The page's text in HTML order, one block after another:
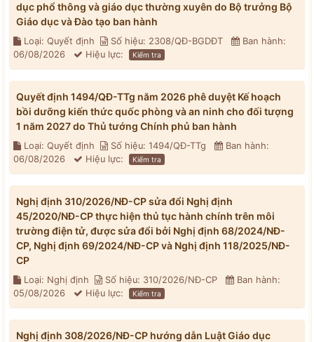
dục phổ thông và giáo dục thường xuyên do Bộ trưởng Bộ
Giáo dục và Đào tạo ban hành
Loại: Quyết định Số hiệu: 2308/QĐ-BGDĐT
Ban hành:
06/08/2026
Hiệu lực: Kiểm tra
Quyết định 1494/QĐ-TTg năm 2026 phê duyệt Kế hoạch
bồi dưỡng kiến thức quốc phòng và an ninh cho đối tượng
1 năm 2027 do Thủ tướng Chính phủ ban hành
Loại: Quyết định Số hiệu: 1494/QĐ-TTg
Ban hành:
06/08/2026
Hiệu lực: Kiểm tra
Nghị định 310/2026/NĐ-CP sửa đổi Nghị định
45/2020/NĐ-CP thực hiện thủ tục hành chính trên môi
trường điện tử, được sửa đổi bởi Nghị định 68/2024/NĐ-
CP, Nghị định 69/2024/NĐ-CP và Nghị định 118/2025/NĐ-
CP
Loại: Nghị định Số hiệu: 310/2026/NĐ-CP
Ban hành:
05/08/2026
Hiệu lực: Kiểm tra
Nghị định 308/2026/NĐ-CP hướng dẫn Luật Giáo dục